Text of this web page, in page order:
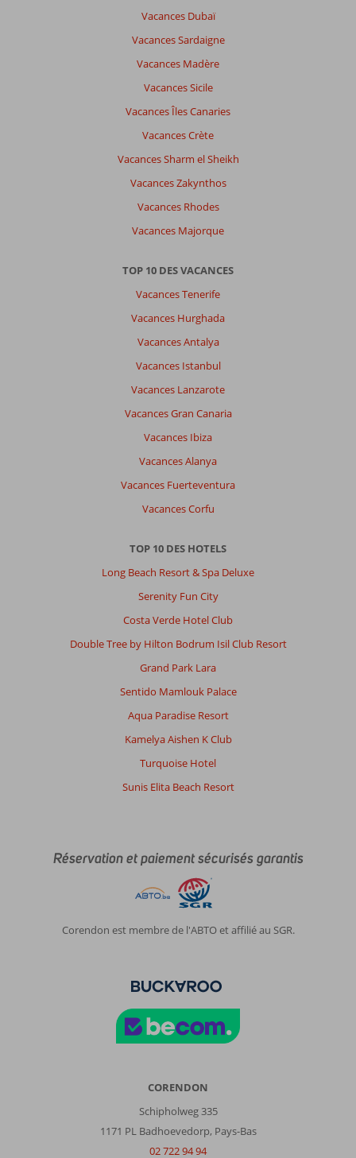
Vacances Dubaï
Vacances Sardaigne
Vacances Madère
Vacances Sicile
Vacances Îles Canaries
Vacances Crète
Vacances Sharm el Sheikh
Vacances Zakynthos
Vacances Rhodes
Vacances Majorque
TOP 10 DES VACANCES
Vacances Tenerife
Vacances Hurghada
Vacances Antalya
Vacances Istanbul
Vacances Lanzarote
Vacances Gran Canaria
Vacances Ibiza
Vacances Alanya
Vacances Fuerteventura
Vacances Corfu
TOP 10 DES HOTELS
Long Beach Resort & Spa Deluxe
Serenity Fun City
Costa Verde Hotel Club
Double Tree by Hilton Bodrum Isil Club Resort
Grand Park Lara
Sentido Mamlouk Palace
Aqua Paradise Resort
Kamelya Aishen K Club
Turquoise Hotel
Sunis Elita Beach Resort
Réservation et paiement sécurisés garantis
Corendon est membre de l'ABTO et affilié au SGR.
CORENDON
Schipholweg 335
1171 PL Badhoevedorp, Pays-Bas
02 722 94 94